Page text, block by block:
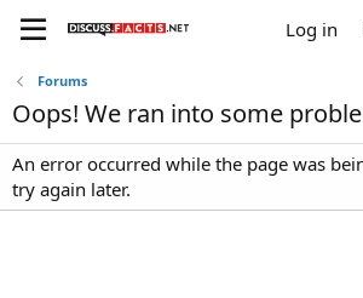
Log in
Forums
Oops! We ran into some
An error occurred while the page was
try again later.